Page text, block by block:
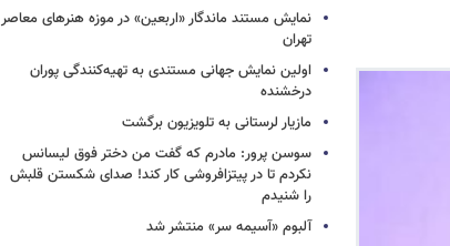
نمایش مستند ماندگار «اربعین» در موزه هنرهای معاصر
تهران
اولین نمایش جهانی مستندی به تهیه‌کنندگی پوران
درخشنده
مازیار لرستانی به تلویزیون برگشت
سوسن پرور: مادرم که گفت من دختر فوق‌ لیسانس
نکردم تا در پیتزافروشی کار کند! صدای شکستن قلبش
را شنیدم
آلبوم «آسیمه سر» منتشر شد